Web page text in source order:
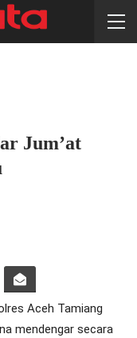
Jum’at
Aceh Tamiang
mendengar secara